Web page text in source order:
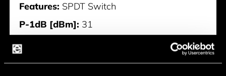
Features: SPDT Switch
P-1dB [dBm]: 31
Insertion Loss [dB]:
0,45@2,4 to 2,5GHz
0,4@4,9 to 6GHz